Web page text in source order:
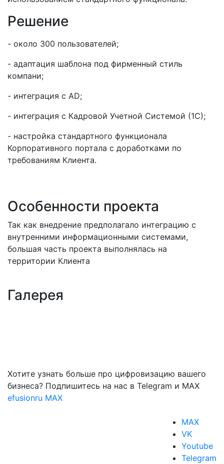
Решение
- около 300 пользователей;
- адаптация шаблона под фирменный стиль
компани;
- интеграция с AD;
- интеграция с Кадровой Учетной Системой (1С);
- настройка стандартного функционала
Корпоративного портала с доработками по
требованиям Клиента.
Особенности проекта
Так как внедрение предполагало интеграцию с
внутренними информационными системами,
большая часть проекта выполнялась на
территории Клиента
Галерея
Хотите узнать больше про цифровизацию вашего
бизнеса? Подпишитесь на нас в Telegram и MAX
efusionru MAX
MAX
VK
Youtube
Telegram